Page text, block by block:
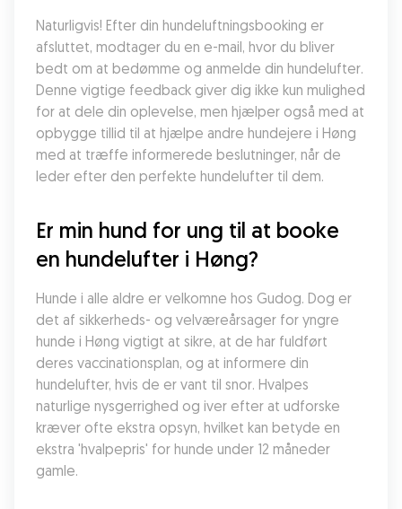
Naturligvis! Efter din hundeluftningsbooking er
afsluttet, modtager du en e-mail, hvor du bliver
bedt om at bedømme og anmelde din hundelufter.
Denne vigtige feedback giver dig ikke kun mulighed
for at dele din oplevelse, men hjælper også med at
opbygge tillid til at hjælpe andre hundejere i Høng
med at træffe informerede beslutninger, når de
leder efter den perfekte hundelufter til dem.
Er min hund for ung til at booke
en hundelufter i Høng?
Hunde i alle aldre er velkomne hos Gudog. Dog er
det af sikkerheds- og velværeårsager for yngre
hunde i Høng vigtigt at sikre, at de har fuldført
deres vaccinationsplan, og at informere din
hundelufter, hvis de er vant til snor. Hvalpes
naturlige nysgerrighed og iver efter at udforske
kræver ofte ekstra opsyn, hvilket kan betyde en
ekstra 'hvalpepris' for hunde under 12 måneder
gamle.